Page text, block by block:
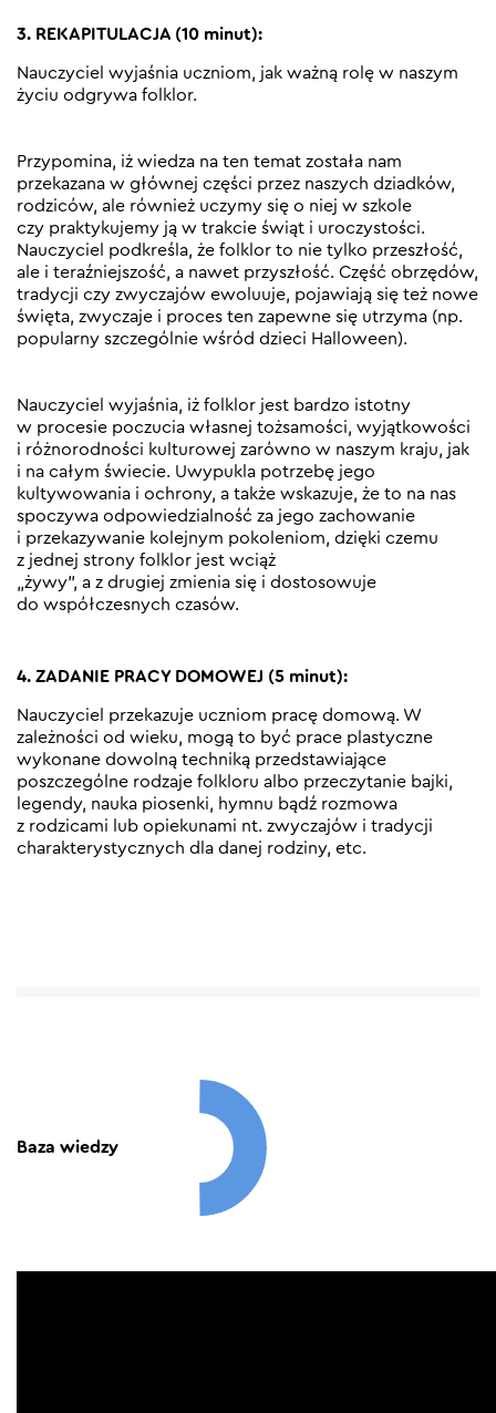
3. REKAPITULACJA (10 minut):
Nauczyciel wyjaśnia uczniom, jak ważną rolę w naszym
życiu odgrywa folklor.
Przypomina, iż wiedza na ten temat została nam
przekazana w głównej części przez naszych dziadków,
rodziców, ale również uczymy się o niej w szkole
czy praktykujemy ją w trakcie świąt i uroczystości.
Nauczyciel podkreśla, że folklor to nie tylko przeszłość,
ale i teraźniejszość, a nawet przyszłość. Część obrzędów,
tradycji czy zwyczajów ewoluuje, pojawiają się też nowe
święta, zwyczaje i proces ten zapewne się utrzyma (np.
popularny szczególnie wśród dzieci Halloween).
Nauczyciel wyjaśnia, iż folklor jest bardzo istotny
w procesie poczucia własnej tożsamości, wyjątkowości
i różnorodności kulturowej zarówno w naszym kraju, jak
i na całym świecie. Uwypukla potrzebę jego
kultywowania i ochrony, a także wskazuje, że to na nas
spoczywa odpowiedzialność za jego zachowanie
i przekazywanie kolejnym pokoleniom, dzięki czemu
z jednej strony folklor jest wciąż
„żywy”, a z drugiej zmienia się i dostosowuje
do współczesnych czasów.
4. ZADANIE PRACY DOMOWEJ (5 minut):
Nauczyciel przekazuje uczniom pracę domową. W
zależności od wieku, mogą to być prace plastyczne
wykonane dowolną techniką przedstawiające
poszczególne rodzaje folkloru albo przeczytanie bajki,
legendy, nauka piosenki, hymnu bądź rozmowa
z rodzicami lub opiekunami nt. zwyczajów i tradycji
charakterystycznych dla danej rodziny, etc.
Baza wiedzy